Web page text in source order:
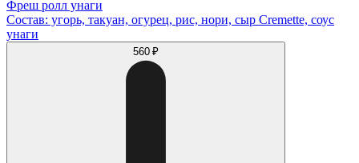
Фреш ролл унаги
Состав: угорь, такуан, огурец, рис, нори, сыр Cremette, соус
унаги
560 ₽